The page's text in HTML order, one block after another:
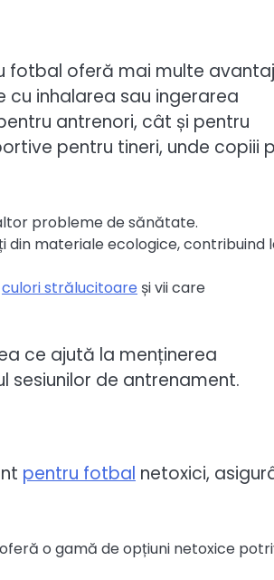
fotbal oferă mai multe
cu inhalarea sau ingerarea
antrenori, cât și pentru
pentru tineri, unde copiii
probleme de sănătate.
materiale ecologice, contribuind
culori strălucitoare și vii care
ce ajută la menținerea
sesiunilor de antrenament.
pentru fotbal netoxici,
o gamă de opțiuni netoxice